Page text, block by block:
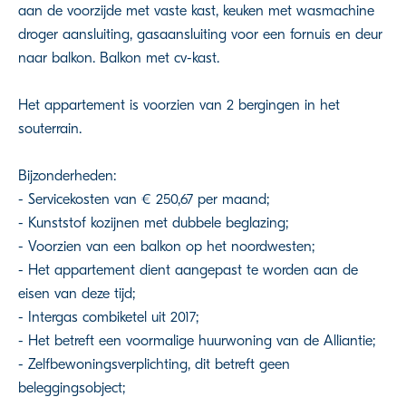
aan de voorzijde met vaste kast, keuken met wasmachine
droger aansluiting, gasaansluiting voor een fornuis en deur
naar balkon. Balkon met cv-kast.
Het appartement is voorzien van 2 bergingen in het
souterrain.
Bijzonderheden:
- Servicekosten van € 250,67 per maand;
- Kunststof kozijnen met dubbele beglazing;
- Voorzien van een balkon op het noordwesten;
- Het appartement dient aangepast te worden aan de
eisen van deze tijd;
- Intergas combiketel uit 2017;
- Het betreft een voormalige huurwoning van de Alliantie;
- Zelfbewoningsverplichting, dit betreft geen
beleggingsobject;